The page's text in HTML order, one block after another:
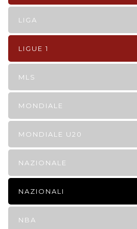
LIGA
LIGUE 1
MLS
MONDIALE
MONDIALE U20
NAZIONALE
NAZIONALI
NBA